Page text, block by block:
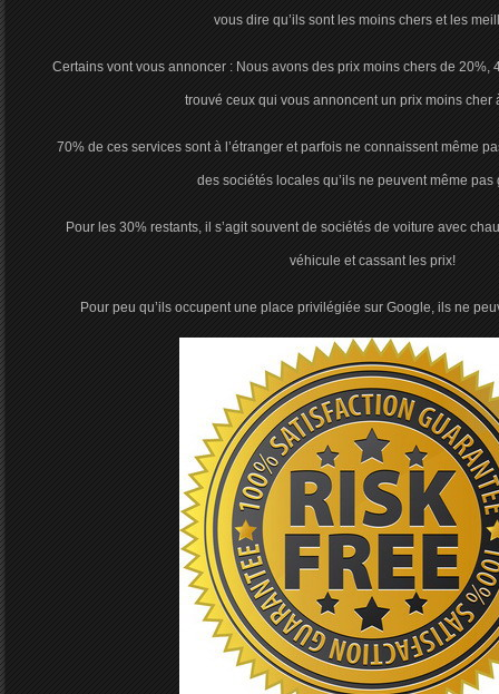
vous dire qu’ils sont les moins chers et les
Certains vont vous annoncer : Nous avons des prix moins chers de 20%,
trouvé ceux qui vous annoncent un prix moins
70% de ces services sont à l’étranger et parfois ne connaissent même
des sociétés locales qu’ils ne peuvent même pas
Pour les 30% restants, il s’agit souvent de sociétés de voiture avec
véhicule et cassant les prix!
Pour peu qu’ils occupent une place privilégiée sur Google, ils ne